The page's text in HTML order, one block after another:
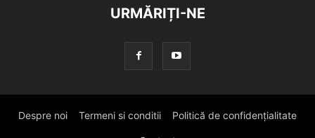
URMĂRIȚI-NE
Despre noi Termeni si conditii Politică de confidențialitate